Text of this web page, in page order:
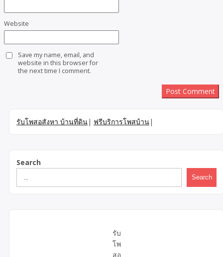
Website
Save my name, email, and
website in this browser for
the next time I comment.
รับโพสอสังหา บ้านที่ดิน| ฟรีบริการโพสบ้าน|
Search
Search
รับ
โพ
สอ